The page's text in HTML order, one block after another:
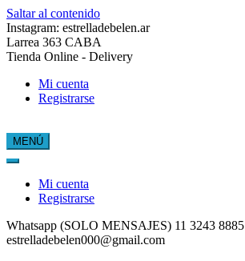
Saltar al contenido
Instagram: estrelladebelen.ar
Larrea 363 CABA
Tienda Online - Delivery
Mi cuenta
Registrarse
Estrella de Belén
MENÚ
Mi cuenta
Registrarse
Whatsapp (SOLO MENSAJES) 11 3243 8885
estrelladebelen000@gmail.com